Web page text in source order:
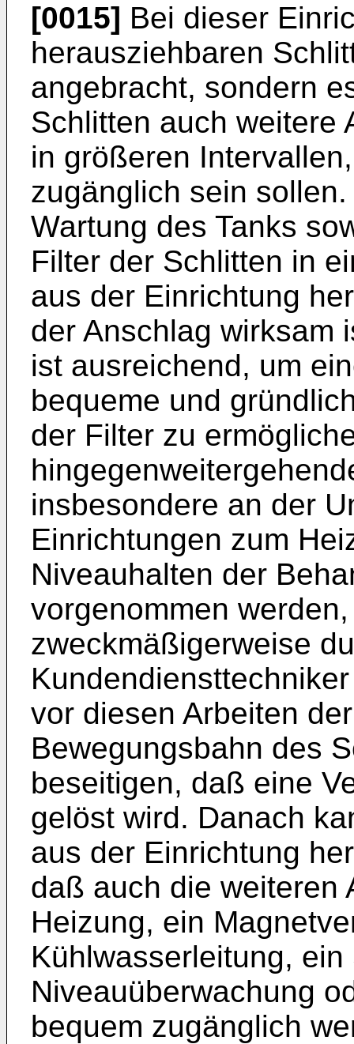
[0015] Bei dieser
herausziehbaren
angebracht, sondern
Schlitten auch weitere
in größeren
zugänglich sein
Wartung des Tanks
Filter der Schlitten in
aus der Einrichtung
der Anschlag wirksam
ist ausreichend, um
bequeme und
der Filter zu
insbesondere an der
Einrichtungen zum
Niveauhalten der
vorgenommen
zweckmäßigerweise
vor diesen Arbeiten
Bewegungsbahn des
beseitigen, daß eine
gelöst wird. Danach
aus der Einrichtung
daß auch die weiteren
Heizung, ein
Kühlwasserleitung,
Niveauüberwachung
bequem zugänglich